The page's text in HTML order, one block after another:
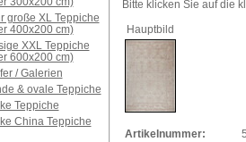
große XL Teppiche
400x200 cm)
XXL Teppiche
600x200 cm)
/ Galerien
& ovale Teppiche
Teppiche
China Teppiche
Bitte klicken Sie auf die
Hauptbild
Artikelnummer: